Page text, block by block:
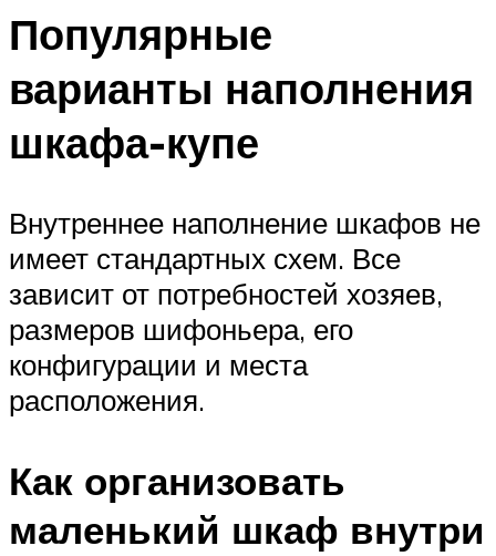
Популярные
варианты наполнения
шкафа-купе
Внутреннее наполнение шкафов не
имеет стандартных схем. Все
зависит от потребностей хозяев,
размеров шифоньера, его
конфигурации и места
расположения.
Как организовать
маленький шкаф внутри